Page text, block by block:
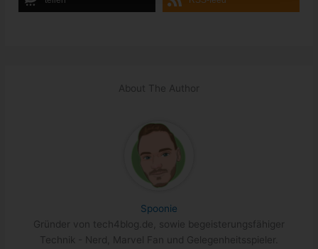
About The Author
Spoonie
Gründer von tech4blog.de, sowie begeisterungsfähiger
Technik - Nerd, Marvel Fan und Gelegenheitsspieler.